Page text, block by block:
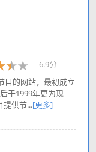
6.9分
目的网站，最初成立
于1999年更为现
提供节...[更多]